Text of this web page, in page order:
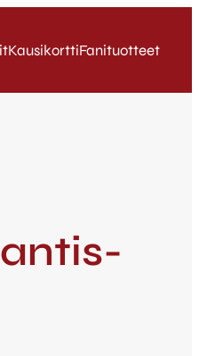
KausikorttiFanituotteet